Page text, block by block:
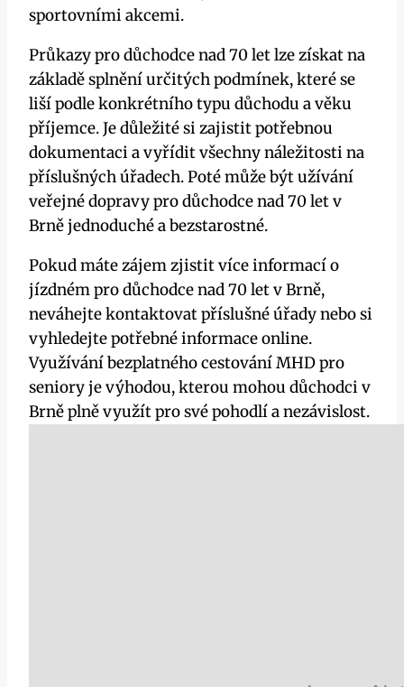
sportovními akcemi.
Průkazy pro důchodce nad 70 let lze získat na
základě splnění určitých podmínek, které se
liší podle konkrétního typu důchodu a věku
příjemce. Je důležité si zajistit potřebnou
dokumentaci a vyřídit všechny náležitosti na
příslušných úřadech. Poté může být užívání
veřejné dopravy pro důchodce nad 70 let v
Brně jednoduché a bezstarostné.
Pokud máte zájem zjistit více informací o
jízdném pro důchodce nad 70 let v Brně,
neváhejte kontaktovat příslušné úřady nebo si
vyhledejte potřebné informace online.
Využívání bezplatného cestování MHD pro
seniory je výhodou, kterou mohou důchodci v
Brně plně využít pro své pohodlí a nezávislost.